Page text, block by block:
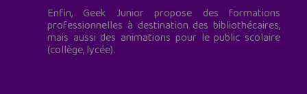
Enfin, Geek Junior propose des formations
professionnelles à destination des bibliothécaires,
mais aussi des animations pour le public scolaire
(collège, lycée).